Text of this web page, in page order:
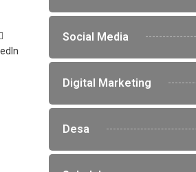
Social Media
Digital Marketing
Desa